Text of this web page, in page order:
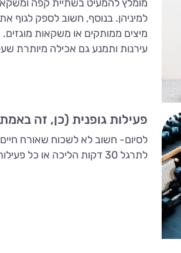
מומלץ להמעיט בשתיית קפה
למיניהן. בנוסף, חשוב לספק לגוף
עירנות ותמנע גם אכילה מיותרת
פעילות גופנית (כן, זה
לסיום- חשוב לא לשכוח שאורח
לתרגל 30 דקות הליכה או כל פעילות אחרת, שיסייעו גם לבריאות וגם לריכוז.